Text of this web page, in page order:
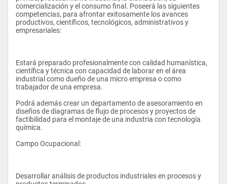
comercialización y el consumo final. Poseerá las siguientes
competencias, para afrontar exitosamente los avances
productivos, científicos, tecnológicos, administrativos y
empresariales:
Estará preparado profesionalmente con calidad humanística,
científica y técnica con capacidad de laborar en el área
industrial como dueño de una micro empresa o como
trabajador de una empresa.
Podrá además crear un departamento de asesoramiento en
diseños de diagramas de flujo de procesos y proyectos de
factibilidad para el montaje de una industria con tecnología
química.
Campo Ocupacional:
Desarrollar análisis de productos industriales en procesos y